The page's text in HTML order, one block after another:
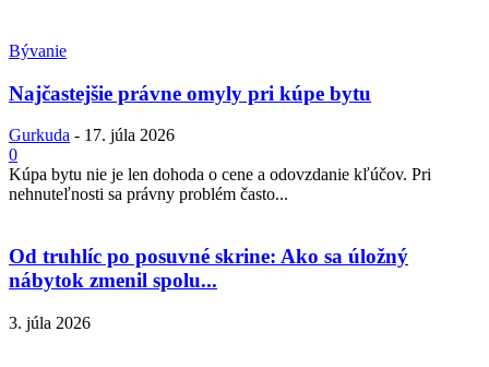
Bývanie
Najčastejšie právne omyly pri kúpe bytu
Gurkuda - 17. júla 2026
0
Kúpa bytu nie je len dohoda o cene a odovzdanie kľúčov. Pri
nehnuteľnosti sa právny problém často...
Od truhlíc po posuvné skrine: Ako sa úložný
nábytok zmenil spolu...
3. júla 2026